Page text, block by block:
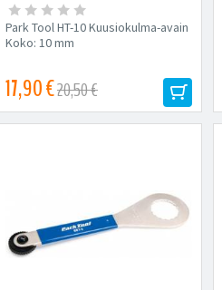
Park Tool HT-10 Kuusiokulma-avain
Koko: 10 mm
17,90 €20,50 €